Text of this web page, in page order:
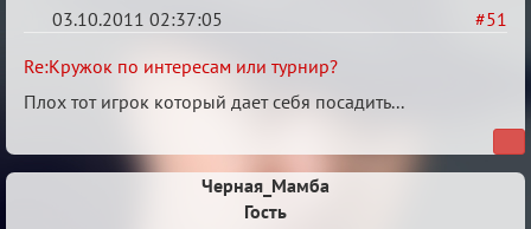
#51
03.10.2011 02:37:05
Re:
Кружок
интересам
Re:Кружок по интересам или турнир?
Плох тот игрок который дает себя посадить...
Черная_Мамба
Гость